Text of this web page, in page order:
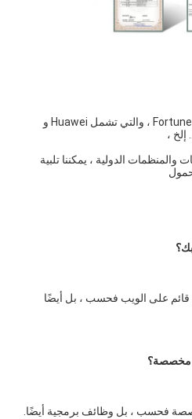
فحسب ، بل وظائف برمجية أيضًا.